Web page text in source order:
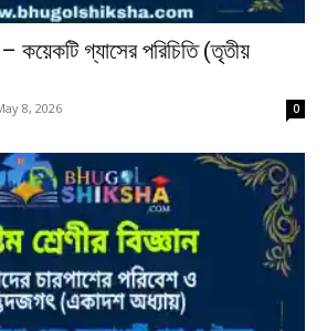
– কয়েকটি গ্যাসের পরিচিতি (তৃতীয়
8, 2026 0